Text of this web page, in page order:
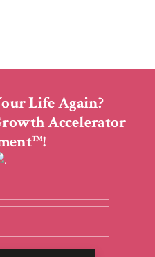
Life Again?
Accelerator
TM!